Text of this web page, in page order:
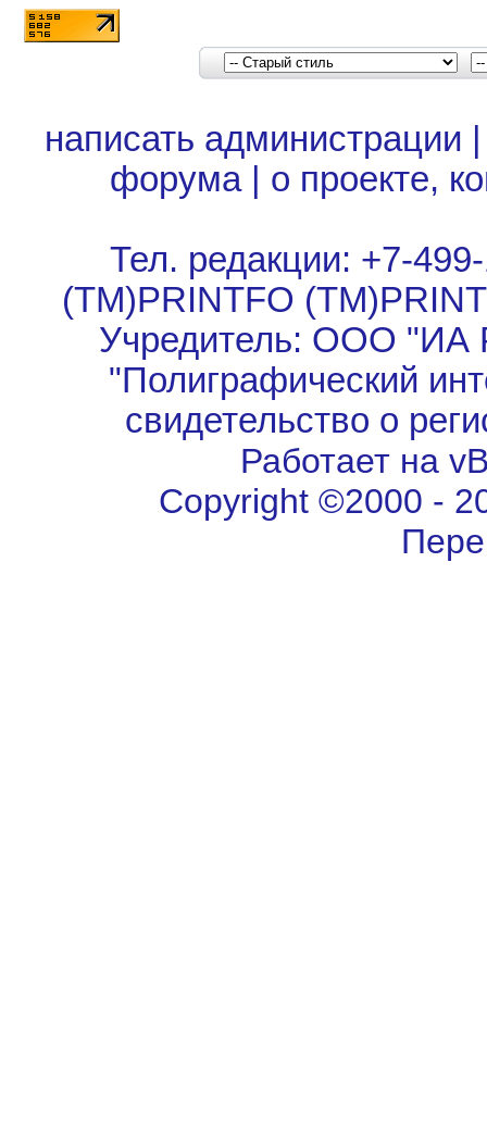
написать администрации
форума| о проекте,
Тел. редакции: +7-
(TM)PRINTFO
Учредитель: ООО "ИА
"Полиграфический
свидетельство о
Работает на
Copyright ©2000 -